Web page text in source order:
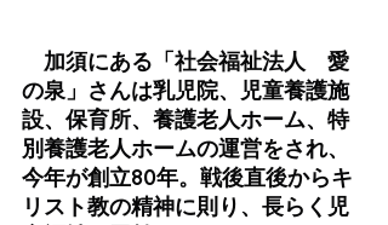
加須にある「社会福祉法人　愛
の泉」さんは乳児院、児童養護施
設、保育所、養護老人ホーム、特
別養護老人ホームの運営をされ、
今年が創立80年。戦後直後からキ
リスト教の精神に則り、長らく児